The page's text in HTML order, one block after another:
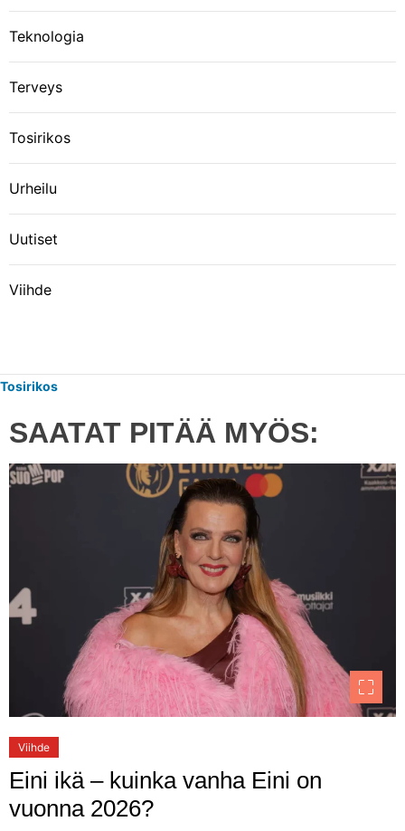
Teknologia
Terveys
Tosirikos
Urheilu
Uutiset
Viihde
Tosirikos
SAATAT PITÄÄ MYÖS:
Viihde
Eini ikä – kuinka vanha Eini on
vuonna 2026?